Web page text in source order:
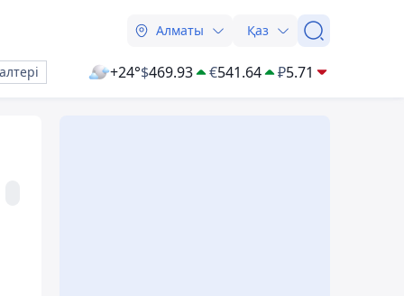
Алматы Қаз
+24°$469.93 €541.64 ₽5.71